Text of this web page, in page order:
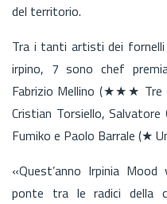
del territorio.
Tra i tanti artisti dei fornelli
irpino, 7 sono chef
Fabrizio Mellino (★★★ Tre
Cristian Torsiello, Salvatore
Fumiko e Paolo Barrale (★
«Quest’anno Irpinia
ponte tra le radici della